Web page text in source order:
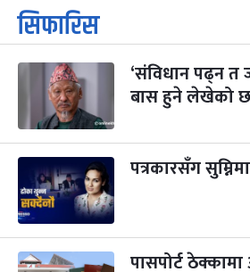
१
आइत
कार्तिक सङ्क्रान्ति
कार्तिक १, २०८३
३
मंगल
महानवमी
कार्तिक ३, २०८३-Oct 20, 2026
४
बुध कार्तिक ४, २०८३ Oct 21, 2026
५ पापा‌ङ्कुशा एकादशी व्रत
कार्तिक ५, २०८३
२२ कुकुर तिहार
सिफारिस
‘संविधान पढ्न त
बास हुने लेखेको छ
पत्रकारसँग
पासपोर्ट